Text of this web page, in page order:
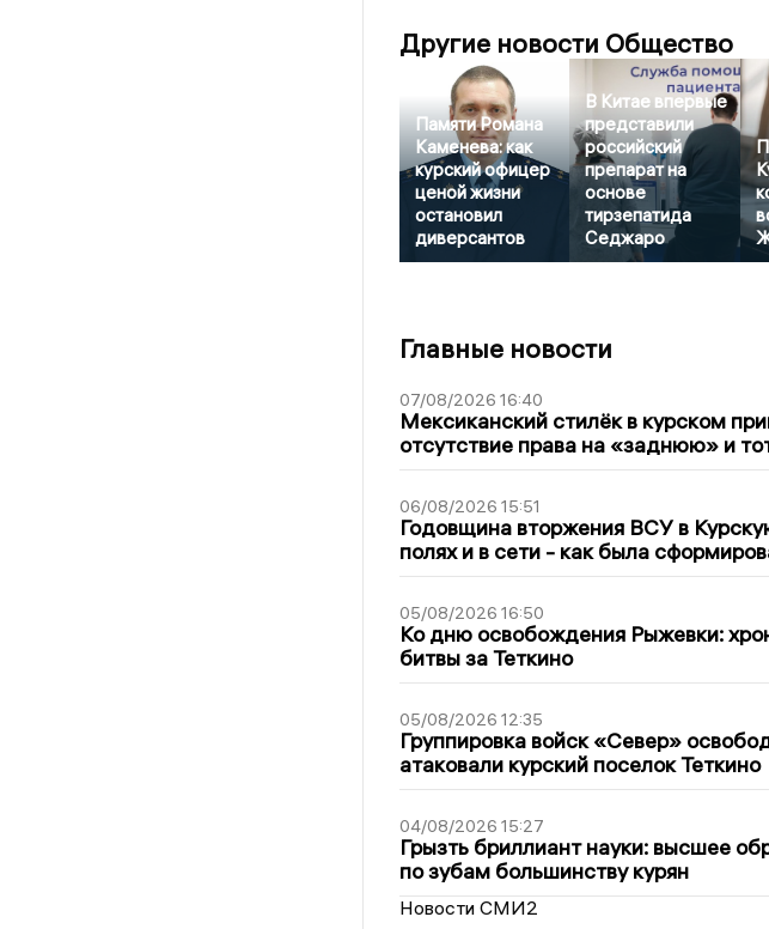
Другие новости Общество
Памяти Романа
Каменева: как
курский офицер
ценой жизни
остановил
диверсантов
В Китае впервые
представили
российский
препарат на
основе
тирзепатида
Седжаро
Главные новости
07/08/2026 16:40
Мексиканский стилёк в курском
отсутствие права на «заднюю» и
06/08/2026 15:51
Годовщина вторжения ВСУ в
полях и в сети - как была
05/08/2026 16:50
Ко дню освобождения Рыжевки:
битвы за Теткино
05/08/2026 12:35
Группировка войск «Север»
атаковали курский поселок Теткино
04/08/2026 15:27
Грызть бриллиант науки: высшее
по зубам большинству курян
Новости СМИ2